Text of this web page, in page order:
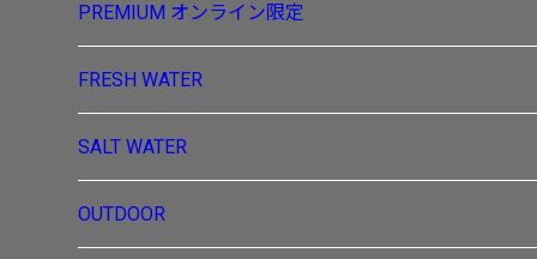
PREMIUM オンライン限定
FRESH WATER
SALT WATER
OUTDOOR